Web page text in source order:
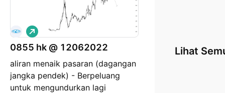
0855 hk @ 12062022
aliran menaik pasaran (dagangan
jangka pendek) - Berpeluang
untuk mengundurkan lagi
P
a
n
a
n
g
Lihat